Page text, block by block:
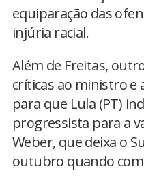
equiparação das
injúria racial.
Além de Freitas,
críticas ao ministro
para que Lula (PT)
progressista para a
Weber, que deixa o
outubro quando